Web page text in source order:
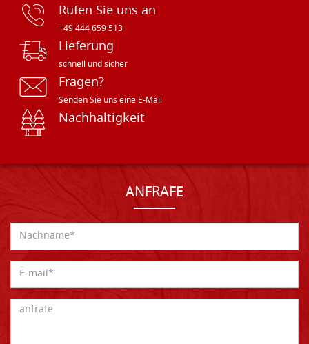
Rufen Sie uns an
+49 444 659 513
Lieferung
schnell und sicher
Fragen?
Senden Sie uns eine E-Mail
Nachhaltigkeit
ANFRAFE